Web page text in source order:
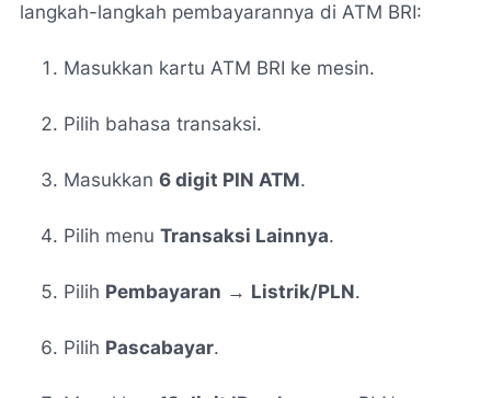
langkah-langkah pembayarannya di ATM BRI:
Masukkan kartu ATM BRI ke mesin.
Pilih bahasa transaksi.
Masukkan 6 digit PIN ATM.
Pilih menu Transaksi Lainnya.
Pilih Pembayaran → Listrik/PLN.
Pilih Pascabayar.